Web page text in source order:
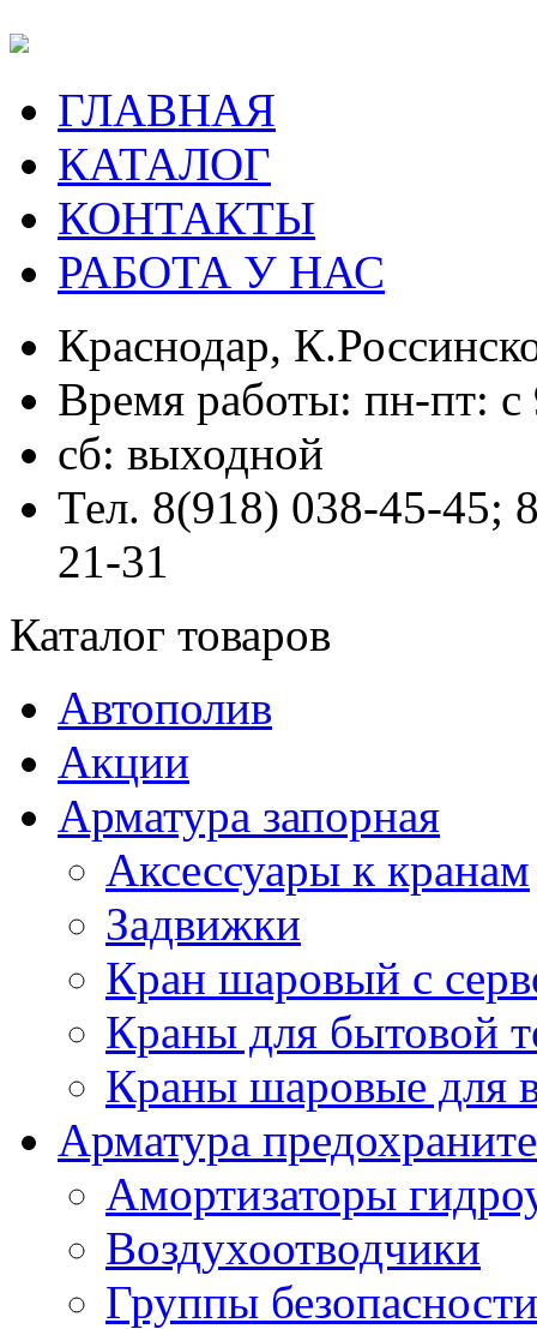
ГЛАВНАЯ
КАТАЛОГ
КОНТАКТЫ
РАБОТА У НАС
Краснодар,
Время работы: пн-пт:
сб: выходной
Тел. 8(918) 038-45-45;
21-31
Каталог товаров
Автополив
Акции
Арматура запорная
Аксессуары к кранам
Задвижки
Кран шаровый с
Краны для бытовой
Краны шаровые для
Арматура
Амортизаторы
Воздухоотводчики
Группы безопасности